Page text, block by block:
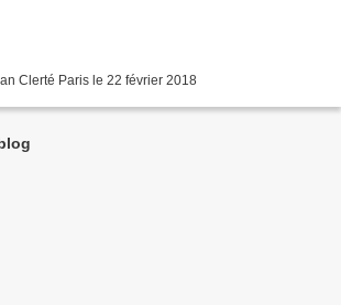
Clerté Paris le 22 février 2018